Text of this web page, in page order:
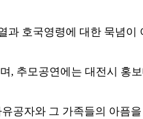
호국영령에 대한 묵념이
추모공연에는 대전시 홍
공자와 그 가족들의 아픔